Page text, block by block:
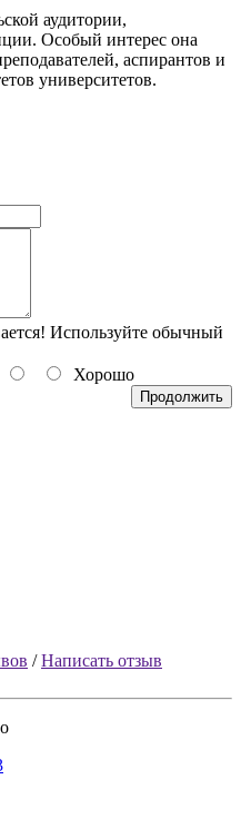
аудитории,
Особый интерес она
аспирантов и
университетов.
Используйте обычный
Хорошо
Продолжить
/Написать отзыв